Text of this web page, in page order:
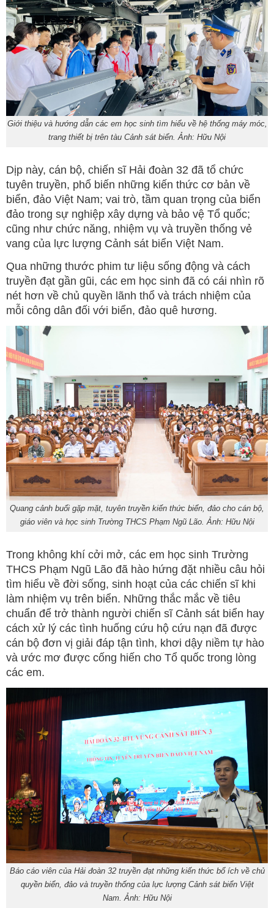
Giới thiệu và hướng dẫn các em học sinh tìm hiểu về hệ thống máy móc,
trang thiết bị trên tàu Cảnh sát biển. Ảnh: Hữu Nội
Dịp này, cán bộ, chiến sĩ Hải đoàn 32 đã tổ chức
tuyên truyền, phổ biến những kiến thức cơ bản về
biển, đảo Việt Nam; vai trò, tầm quan trọng của biển
đảo trong sự nghiệp xây dựng và bảo vệ Tổ quốc;
cũng như chức năng, nhiệm vụ và truyền thống vẻ
vang của lực lượng Cảnh sát biển Việt Nam.
Qua những thước phim tư liệu sống động và cách
truyền đạt gần gũi, các em học sinh đã có cái nhìn rõ
nét hơn về chủ quyền lãnh thổ và trách nhiệm của
mỗi công dân đối với biển, đảo quê hương.
Quang cảnh buổi gặp mặt, tuyên truyền kiến thức biển, đảo cho cán bộ,
giáo viên và học sinh Trường THCS Phạm Ngũ Lão. Ảnh: Hữu Nội
Trong không khí cởi mở, các em học sinh Trường
THCS Phạm Ngũ Lão đã hào hứng đặt nhiều câu hỏi
tìm hiểu về đời sống, sinh hoạt của các chiến sĩ khi
làm nhiệm vụ trên biển. Những thắc mắc về tiêu
chuẩn để trở thành người chiến sĩ Cảnh sát biển hay
cách xử lý các tình huống cứu hộ cứu nạn đã được
cán bộ đơn vị giải đáp tận tình, khơi dậy niềm tự hào
và ước mơ được cống hiến cho Tổ quốc trong lòng
các em.
Báo cáo viên của Hải đoàn 32 truyền đạt những kiến thức bổ ích về chủ
quyền biển, đảo và truyền thống của lực lượng Cảnh sát biển Việt
Nam. Ảnh: Hữu Nội